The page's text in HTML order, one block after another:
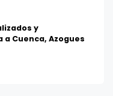
y
Cuenca, Azogues